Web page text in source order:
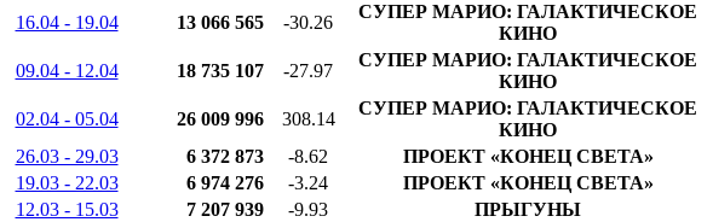
16.04 - 19.04
13 066 565 -30.26
СУПЕР МАРИО: ГАЛАКТИЧЕСКОЕ
КИНО
09.04 - 12.04 18 735 107 -27.97
СУПЕР МАРИО: ГАЛАКТИЧЕСКОЕ
КИНО
02.04 - 05.04 26 009 996 308.14
СУПЕР МАРИО: ГАЛАКТИЧЕСКОЕ
КИНО
26.03 - 29.03
6 372 873 -8.62 ПРОЕКТ «КОНЕЦ СВЕТА»
19.03 - 22.03
6 974 276 -3.24 ПРОЕКТ «КОНЕЦ СВЕТА»
12.03 - 15.03
7 207 939 -9.93 ПРЫГУНЫ